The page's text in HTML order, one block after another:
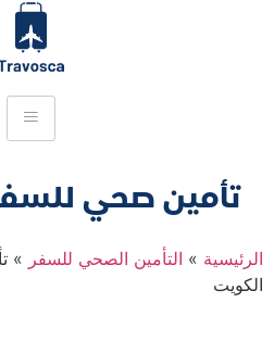
تأمين صحي
الرئيسية» التأمين الصحي للسفر »
الكويت